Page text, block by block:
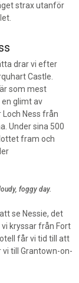
strax utanför
drar vi efter
Castle.
som mest
glimt av
Ness från
Under sina 500
fram och
se Nessie, det
kryssar från Fort
får vi tid till att
till Grantown-on-